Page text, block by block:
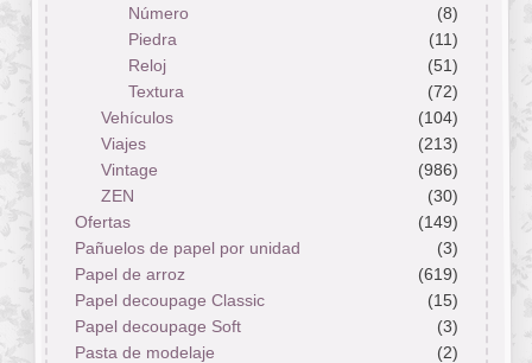
Número
(8)
Piedra
(11)
Reloj
(51)
Textura
(72)
Vehículos
(104)
Viajes
(213)
Vintage
(986)
ZEN
(30)
Ofertas
(149)
Pañuelos de papel por unidad
(3)
Papel de arroz
(619)
Papel decoupage Classic
(15)
Papel decoupage Soft
(3)
Pasta de modelaje
(2)